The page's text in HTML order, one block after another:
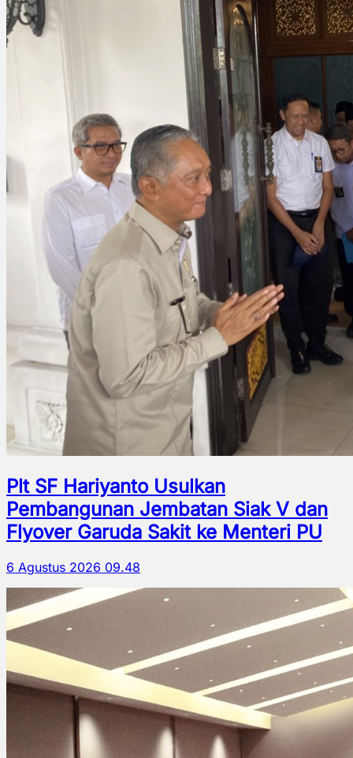
Plt SF Hariyanto Usulkan
Pembangunan Jembatan Siak V dan
Flyover Garuda Sakit ke Menteri PU
6 Agustus 2026 09.48